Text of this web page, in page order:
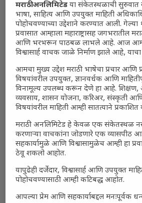
मराठी अनलिमिटेड या संकेतस्थळाची सुरुवात
भाषा, साहित्य आणि उपयुक्त माहिती
पोहोचवण्याच्या उद्देशाने करण्यात आली. गेल्या
प्रवासात आम्हाला महाराष्ट्रासह जगभरातील
आणि भरभरून पाठबळ लाभले आहे. आज
विश्वासार्ह वाचक जाळे निर्माण झाले आहे,
आमचा मुख्य उद्देश मराठी भाषेचा प्रचार आणि
विषयांवरील उपयुक्त, ज्ञानवर्धक आणि
विनामूल्य उपलब्ध करून देणे हा आहे. शिक्षण,
व्यवसाय, शासन योजना, करिअर, संस्कृती
विषयांवरील माहिती आम्ही सातत्याने
मराठी अनलिमिटेड हे केवळ एक संकेतस्थळ
करणाऱ्या वाचकांना जोडणारे एक व्यासपीठ
सहकार्यामुळे आणि विश्वासामुळेच आम्ही हा
ठेवू शकलो आहोत.
यापुढेही दर्जेदार, विश्वासार्ह आणि उपयुक्त
पोहोचवण्यासाठी आम्ही कटिबद्ध आहोत.
आपल्या प्रेम आणि सहकार्याबद्दल मनःपूर्वक